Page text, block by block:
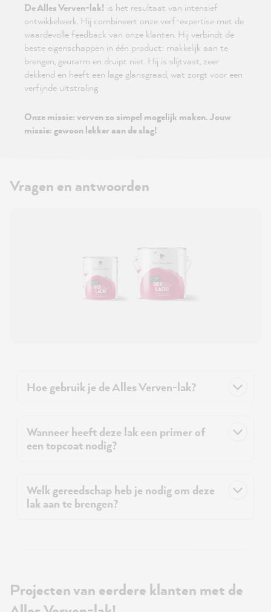
De Alles Verven-lak! is het resultaat van intensief
ontwikkelwerk. Hij combineert onze verf-expertise met de
waardevolle feedback van onze klanten. Hij verbindt de
beste eigenschappen in één product: makkelijk aan te
brengen, geurarm en druipt niet. Hij is slijtvast, zeer
dekkend en heeft een lage glansgraad, wat zorgt voor een
verfijnde uitstraling
Onze missie: verven zo simpel mogelijk maken. Jouw
missie: gewoon lekker aan de slag!
Vragen en antwoorden
Hoe gebruik je de Alles Verven-lak?
Wanneer heeft deze lak een primer of
een topcoat nodig?
Welk gereedschap heb je nodig om deze
lak aan te brengen?
Projecten van eerdere klanten met de